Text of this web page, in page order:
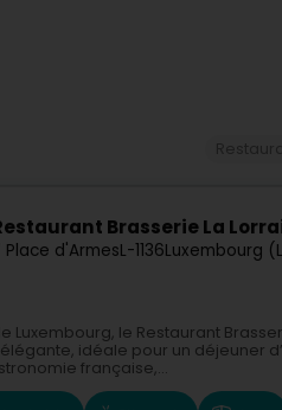
Brasserie La
Place d'ArmesL-1136Luxembourg
Luxembourg, le Restaurant
idéale pour un déjeuner
française,...